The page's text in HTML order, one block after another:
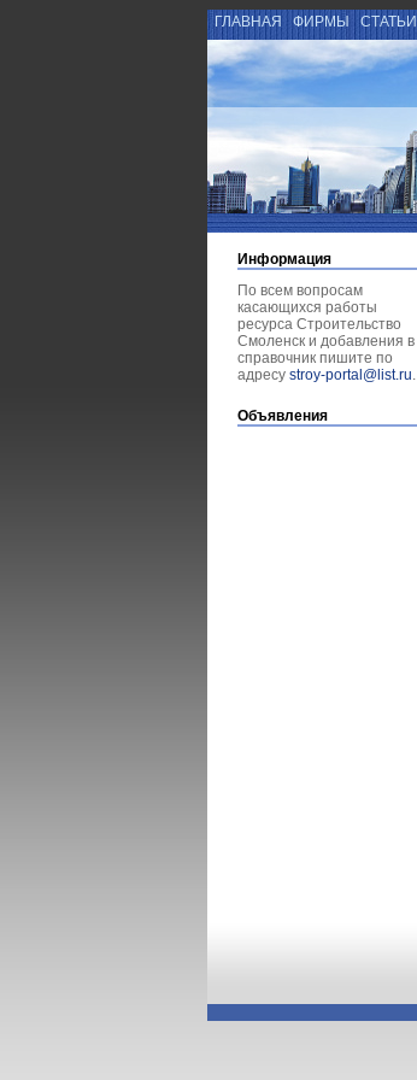
ГЛАВНАЯ ФИРМЫ СТАТЬИ
Информация
По всем вопросам
касающихся работы
ресурса Строительство
Смоленск и добавления в
справочник пишите по
адресу stroy-portal@list.ru.
Объявления